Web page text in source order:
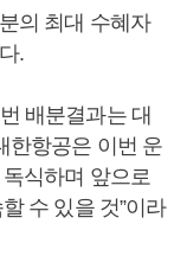
의 최대 수혜자
.
배분결과는 대
한항공은 이번 운
식하며 앞으로
수 있을 것”이라